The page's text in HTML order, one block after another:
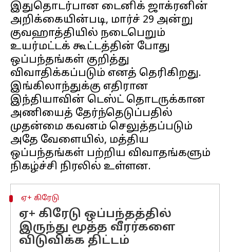
இதுதொடர்பான டைனிக் ஜாக்ரனின்
அறிக்கையின்படி, மார்ச் 29 அன்று
குவஹாத்தியில் நடைபெறும்
உயர்மட்டக் கூட்டத்தின் போது
ஒப்பந்தங்கள் குறித்து
விவாதிக்கப்படும் எனத் தெரிகிறது.
இங்கிலாந்துக்கு எதிரான
இந்தியாவின் டெஸ்ட் தொடருக்கான
அணியைத் தேர்ந்தெடுப்பதில்
முதன்மை கவனம் செலுத்தப்படும்
அதே வேளையில், மத்திய
ஒப்பந்தங்கள் பற்றிய விவாதங்களும்
ஏ+ கிரேடு
ஏ+ கிரேடு ஒப்பந்தத்தில்
இருந்து மூத்த வீரர்களை
விடுவிக்க திட்டம்